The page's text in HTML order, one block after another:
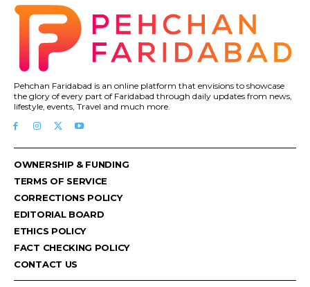
Pehchan Faridabad is an online platform that envisions to showcase
the glory of every part of Faridabad through daily updates from news,
lifestyle, events, Travel and much more.
OWNERSHIP & FUNDING
TERMS OF SERVICE
CORRECTIONS POLICY
EDITORIAL BOARD
ETHICS POLICY
FACT CHECKING POLICY
CONTACT US